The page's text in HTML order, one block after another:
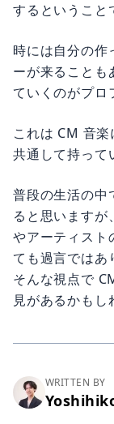
するということ
時には自分の作
ーが来ることも
ていくのがプロ
これは CM 音
共通して持って
普段の生活の中
ると思いますが
やアーティスト
ても過言ではあ
そんな視点で
見があるかもし
WRITTEN BY